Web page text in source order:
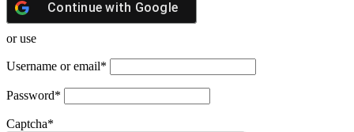
Continue with Google
or use
Username or email*
Password*
Captcha*